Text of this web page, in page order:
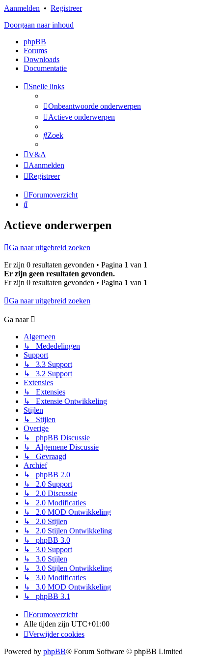
Aanmelden • Registreer
Doorgaan naar inhoud
phpBB
Forums
Downloads
Documentatie
Snelle links
Onbeantwoorde onderwerpen
Actieve onderwerpen
Zoek
V&A
Aanmelden
Registreer
Forumoverzicht
Zoek
Actieve onderwerpen
Ga naar uitgebreid zoeken
Er zijn 0 resultaten gevonden • Pagina 1 van 1
Er zijn geen resultaten gevonden.
Er zijn 0 resultaten gevonden • Pagina 1 van 1
Ga naar uitgebreid zoeken
Ga naar
Algemeen
↳ Mededelingen
Support
↳ 3.3 Support
↳ 3.2 Support
Extensies
↳ Extensies
↳ Extensie Ontwikkeling
Stijlen
↳ Stijlen
Overige
↳ phpBB Discussie
↳ Algemene Discussie
↳ Gevraagd
Archief
↳ phpBB 2.0
↳ 2.0 Support
↳ 2.0 Discussie
↳ 2.0 Modificaties
↳ 2.0 MOD Ontwikkeling
↳ 2.0 Stijlen
↳ 2.0 Stijlen Ontwikkeling
↳ phpBB 3.0
↳ 3.0 Support
↳ 3.0 Stijlen
↳ 3.0 Stijlen Ontwikkeling
↳ 3.0 Modificaties
↳ 3.0 MOD Ontwikkeling
↳ phpBB 3.1
Forumoverzicht
Alle tijden zijn UTC+01:00
Verwijder cookies
Powered by phpBB® Forum Software © phpBB Limited